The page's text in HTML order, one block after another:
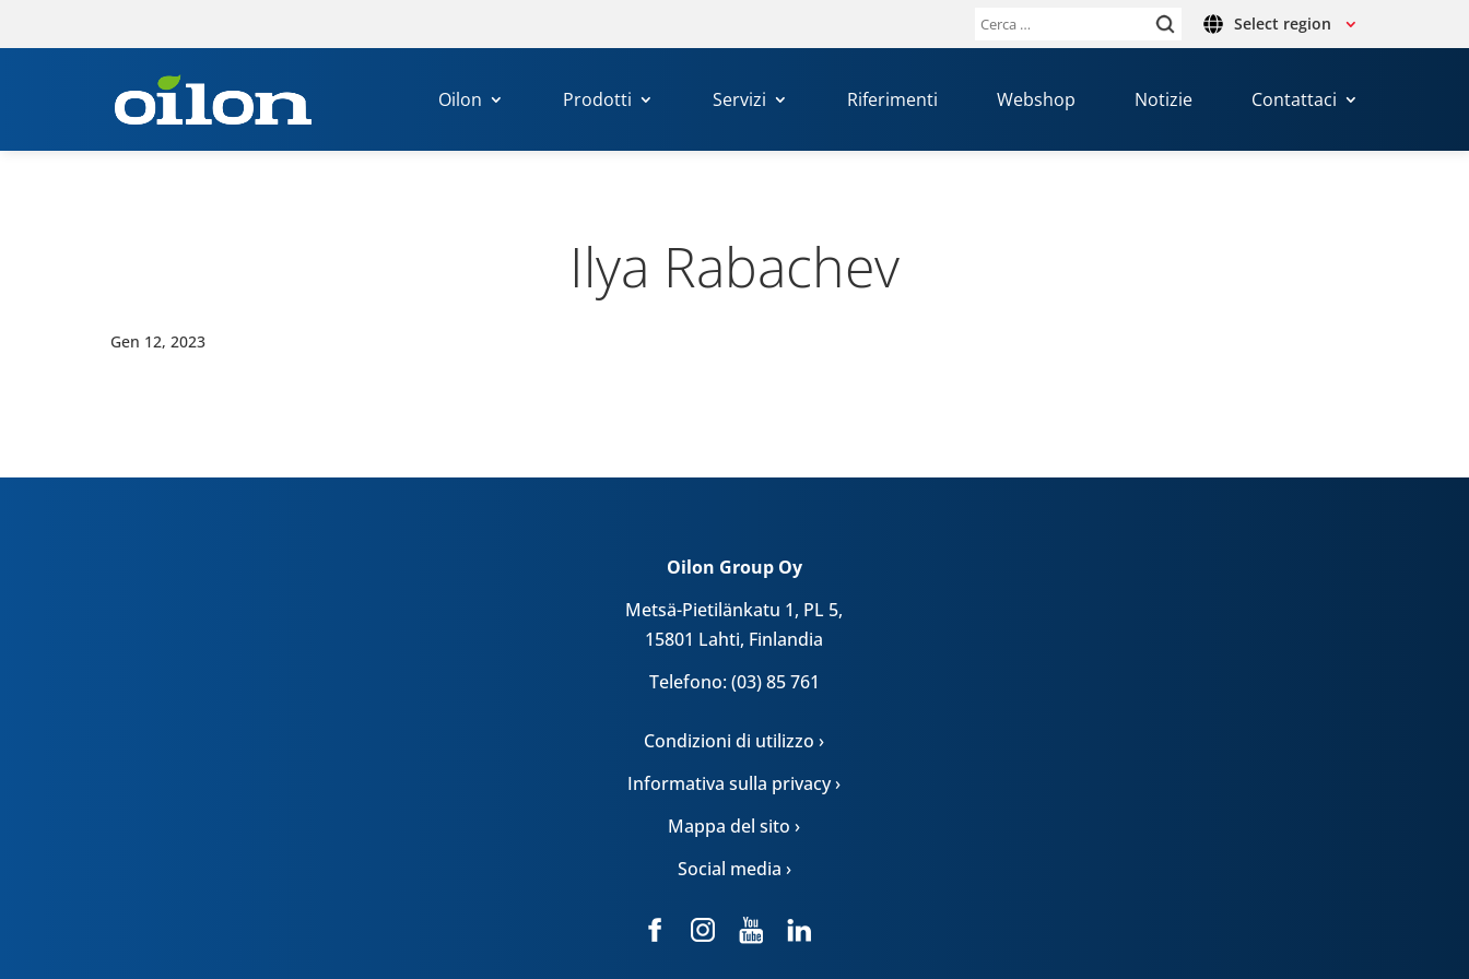
Ricerca Select region
Oilon Prodotti Servizi Riferimenti Webshop Notizie Contattaci
Ilya Raba­chev
Gen 12, 2023
Oilon Group Oy
Metsä-Pietilänkatu 1, PL 5,
15801 Lahti, Finlandia
Telefono: (03) 85 761
Condizioni di utilizzo ›
Informativa sulla privacy ›
Mappa del sito ›
Social media ›